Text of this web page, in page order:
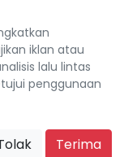
Selatan
iklan atau
lalu lintas
penggunaan
Terima